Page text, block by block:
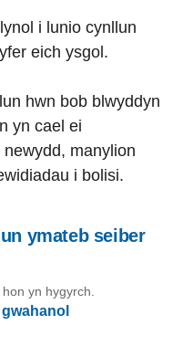
i lunio cynllun
eich ysgol.
hwn bob blwyddyn
yn cael ei
manylion
i bolisi.
ymateb seiber
yn hygyrch.